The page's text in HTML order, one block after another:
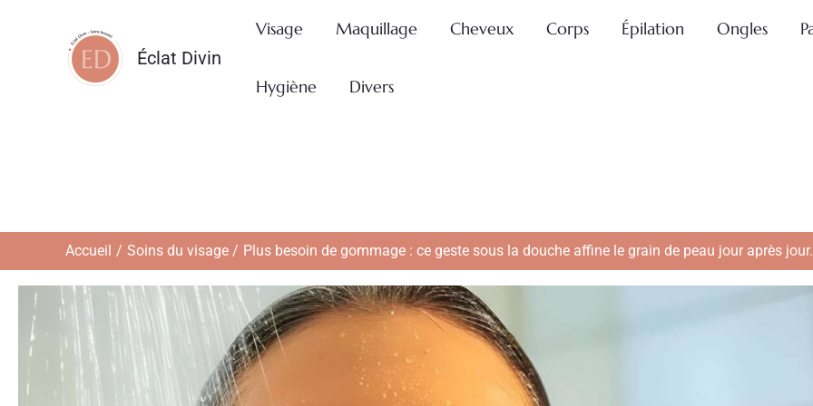
Éclat Divin
Visage Maquillage Cheveux Corps Épilation Ongles
Hygiène Divers
Accueil Soins du visage Plus besoin de gommage : ce geste sous la douche affine le grain de peau jour après jour.